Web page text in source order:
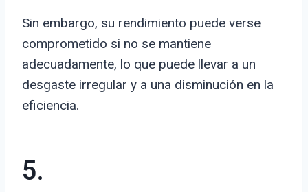
Sin embargo, su rendimiento puede verse
comprometido si no se mantiene
adecuadamente, lo que puede llevar a un
desgaste irregular y a una disminución en la
eficiencia.
5.